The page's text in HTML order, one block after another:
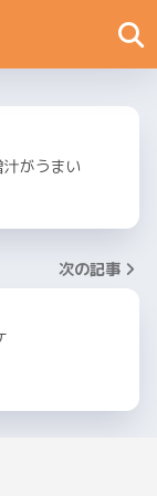
がうまい
次の記事